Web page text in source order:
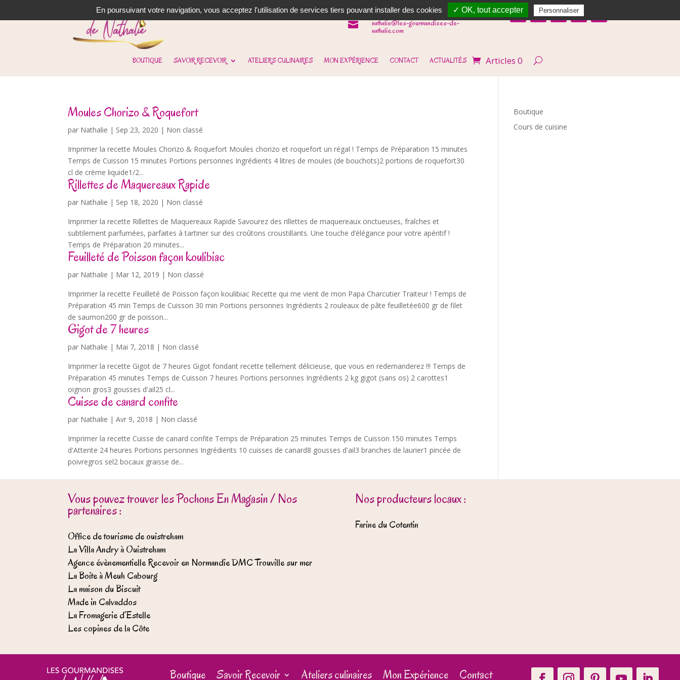

06 62 31 14 90

nathalie@les-gourmandises-de-
nathalie.com
BOUTIQUE SAVOIR RECEVOIR ATELIERS CULINAIRES MON EXPÉRIENCE CONTACT ACTUALITÉS Articles 0
Moules Chorizo & Roquefort
par Nathalie | Sep 23, 2020 | Non classé
Imprimer la recette Moules Chorizo & Roquefort Moules chorizo et roquefort un régal ! Temps de Préparation 15 minutes
Temps de Cuisson 15 minutes Portions personnes Ingrédients 4 litres de moules (de bouchots)2 portions de roquefort30
cl de crème liquide1/2...
Rillettes de Maquereaux Rapide
par Nathalie | Sep 18, 2020 | Non classé
Imprimer la recette Rillettes de Maquereaux Rapide Savourez des rillettes de maquereaux onctueuses, fraîches et
subtilement parfumées, parfaites à tartiner sur des croûtons croustillants. Une touche d’élégance pour votre apéritif !
Temps de Préparation 20 minutes...
Feuilleté de Poisson façon koulibiac
par Nathalie | Mar 12, 2019 | Non classé
Imprimer la recette Feuilleté de Poisson façon koulibiac Recette qui me vient de mon Papa Charcutier Traiteur ! Temps de
Préparation 45 min Temps de Cuisson 30 min Portions personnes Ingrédients 2 rouleaux de pâte feuilletée600 gr de filet
de saumon200 gr de poisson...
Gigot de 7 heures
par Nathalie | Mai 7, 2018 | Non classé
Imprimer la recette Gigot de 7 heures Gigot fondant recette tellement délicieuse, que vous en redemanderez !!! Temps de
Préparation 45 minutes Temps de Cuisson 7 heures Portions personnes Ingrédients 2 kg gigot (sans os) 2 carottes1
oignon gros3 gousses d'ail25 cl...
Cuisse de canard confite
par Nathalie |Avr 9, 2018 | Non classé
Imprimer la recette Cuisse de canard confite Temps de Préparation 25 minutes Temps de Cuisson 150 minutes Temps
d'Attente 24 heures Portions personnes Ingrédients 10 cuisses de canard8 gousses d'ail3 branches de laurier1 pincée de
poivregros sel2 bocaux graisse de...
Boutique
Cours de cuisine
Vous pouvez trouver les Pochons En Magasin / Nos
partenaires :
Office de tourisme de ouistreham
La Villa Andry à Ouistreham
Agence évènementielle Recevoir en Normandie DMC Trouville sur mer
La Boite à Meuh Cabourg
La maison du Biscuit
Made in Calvaddos
La Fromagerie d’Estelle
Les copines de la Côte
Nos producteurs locaux :
Farine du Cotentin
Boutique Savoir Recevoir Ateliers culinaires Mon Expérience Contact
En poursuivant votre navigation, vous acceptez l'utilisation de services tiers pouvant installer des cookies ✓ OK, tout accepter Personnaliser